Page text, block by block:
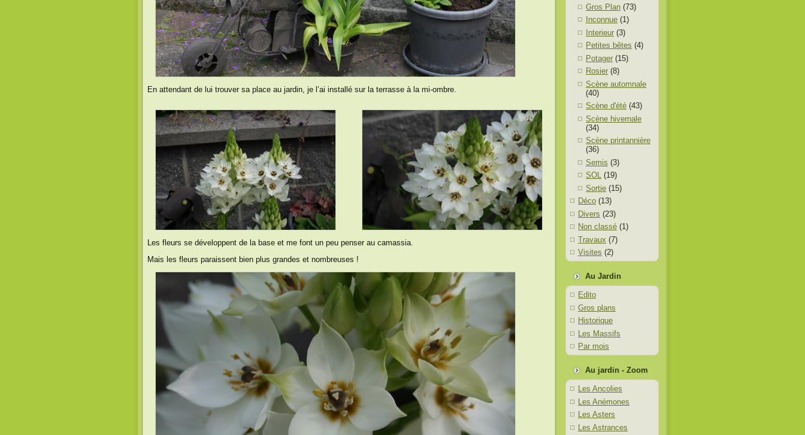
En attendant de lui trouver sa place au jardin, je l’ai installé sur la terrasse à la mi-ombre.
Les fleurs se développent de la base et me font un peu penser au camassia.
Mais les fleurs paraissent bien plus grandes et nombreuses !
Gros Plan (73)
Inconnue (1)
Interieur (3)
Petites bêtes (4)
Potager (15)
Rosier (8)
Scène automnale
(40)
Scène d'été (43)
Scène hivernale
(34)
Scène printannière
(36)
Semis (3)
SOL (19)
Sortie (15)
Déco (13)
Divers (23)
Non classé (1)
Travaux (7)
Visites (2)
Au Jardin
Edito
Gros plans
Historique
Les Massifs
Par mois
Au jardin - Zoom
Les Ancolies
Les Anémones
Les Asters
Les Astrances